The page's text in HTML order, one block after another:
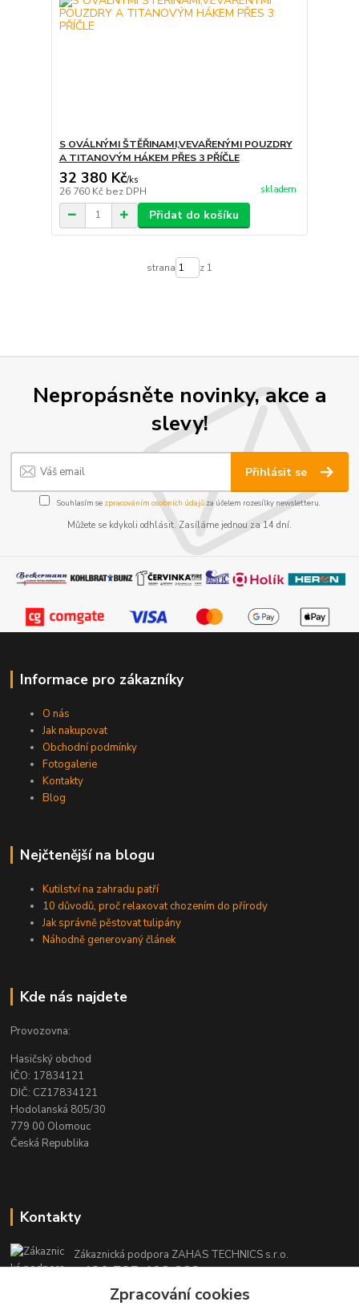
S OVÁLNÝMI ŠTĚŘINAMI,VEVAŘENÝMI POUZDRY
A TITANOVÝM HÁKEM PŘES 3 PŘÍČLE
32 380 Kč/ks
26 760 Kč bez DPH skladem
Přidat do košíku
strana z 1
Nepropásněte novinky, akce a
slevy!
Přihlásit se
Souhlasím se zpracováním osobních údajůza účelem rozesílky newsletteru.
Můžete se kdykoli odhlásit. Zasíláme jednou za 14 dní.
Informace pro zákazníky
O nás
Jak nakupovat
Obchodní podmínky
Fotogalerie
Kontakty
Blog
Nejčtenější na blogu
Kutilství na zahradu patří
10 důvodů, proč relaxovat chozením do přírody
Jak správně pěstovat tulipány
Náhodně generovaný článek
Kde nás najdete
Provozovna:
Hasičský obchod
IČO: 17834121
DIČ: CZ17834121
Hodolanská 805/30
779 00 Olomouc
Česká Republika
Kontakty
Zákaznická podpora ZAHAS TECHNICS s.r.o.
+420 725 408 883
(Po-Pá, 8-16 hod.)
Zpracování cookies